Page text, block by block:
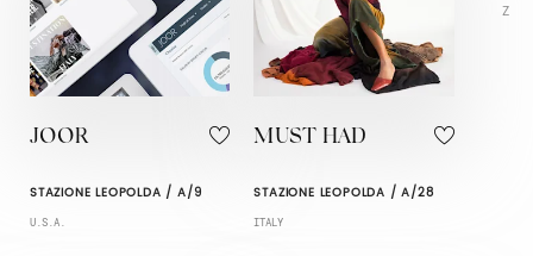
Z
JOOR
STAZIONE LEOPOLDA / A/9
U.S.A.
MUST HAD
STAZIONE LEOPOLDA / A/28
ITALY